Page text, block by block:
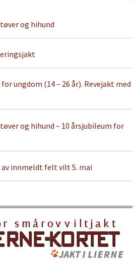
og hihund
ungdom (14 – 26 år). Revejakt med
og hihund – 10 årsjubileum for
innmeldt felt vilt 5. mai